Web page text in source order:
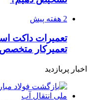
2 هفته پیش
تعمیرات داکت
تعمیرکار
اخبار پربازدید